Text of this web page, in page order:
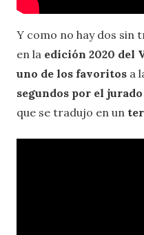
Y como no hay dos sin
en la edición 2020 del
uno de los favoritos a
segundos por el
que se tradujo en un